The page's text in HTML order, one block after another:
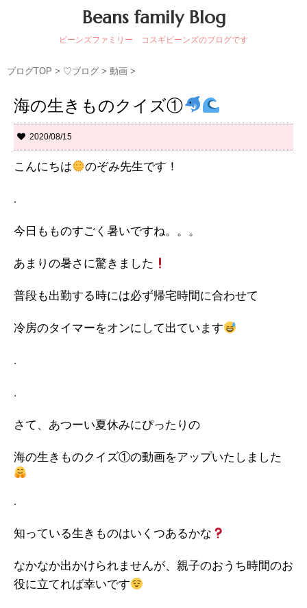
Beans family Blog
ビーンズファミリー コスギビーンズのブログです
ブログTOP > ♡ブログ > 動画 >
海の生きものクイズ①
2020/08/15
こんにちは のぞみ先生です！
.
今日もものすごく暑いですね。。。
あまりの暑さに驚きました
普段も出勤する時には必ず帰宅時間に合わせて
冷房のタイマーをオンにして出ています
.
.
さて、あつーい夏休みにぴったりの
海の生きものクイズ①の動画をアップいたしました
.
知っている生きものはいくつあるかな
なかなか出かけられませんが、親子のおうち時間のお
役に立てれば幸いです